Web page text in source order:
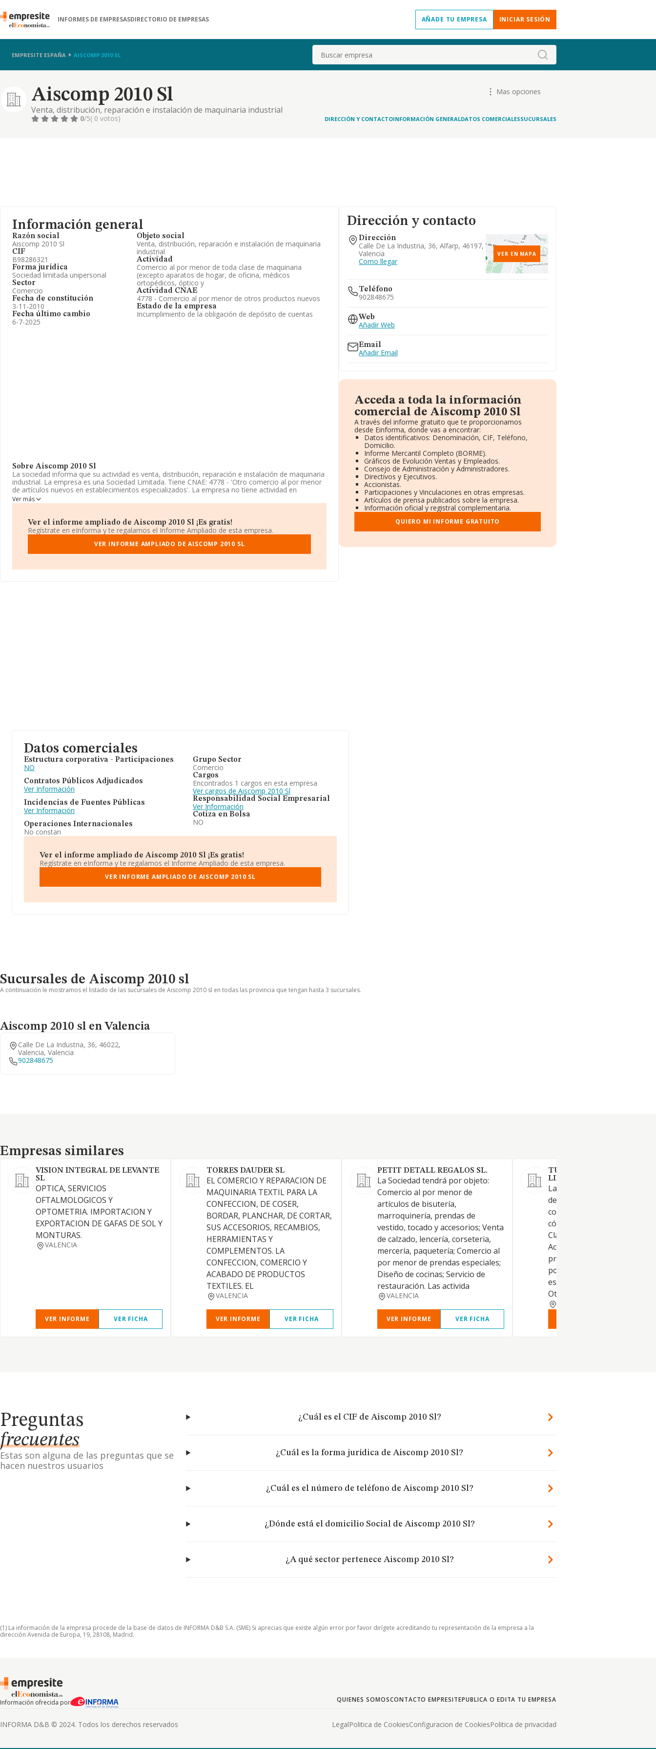
INFORMES DE EMPRESASDIRECTORIO DE EMPRESAS AÑADE TU EMPRESA INICIAR SESIÓN
EMPRESITE ESPAÑA AISCOMP 2010 SL Buscar
Aiscomp 2010 Sl
Venta, distribución, reparación e instalación de maquinaria industrial
Mas opciones
0/5( 0 votos) DIRECCIÓN Y CONTACTOINFORMACIÓN GENERALDATOS COMERCIALESSUCURSALES
Información general
Razón social
Aiscomp 2010 Sl
CIF
B98286321
Forma jurídica
Sociedad limitada unipersonal
Sector
Comercio
Fecha de constitución
3-11-2010
Fecha último cambio
6-7-2025
Objeto social
Venta, distribución, reparación e instalación de maquinaria
industrial
Actividad
Comercio al por menor de toda clase de maquinaria
(excepto aparatos de hogar, de oficina, médicos
ortopédicos, óptico y
Actividad CNAE
4778 - Comercio al por menor de otros productos nuevos
Estado de la empresa
Incumplimiento de la obligación de depósito de cuentas
Sobre Aiscomp 2010 Sl
La sociedad informa que su actividad es venta, distribución, reparación e instalación de maquinaria
industrial. La empresa es una Sociedad Limitada. Tiene CNAE: 4778 - 'Otro comercio al por menor
de artículos nuevos en establecimientos especializados'. La empresa no tiene actividad en
mercados exteriores.
La empresa españolaAiscomp 2010 S.L, NIF B98286321, está situada en Calle De La Industria
núm. 36, (46197), en el municipio de Alfarp, provincia de Valencia, Comunidad Valenciana.
Con los datos a disposición de INFORMA sobre 13.277 empresas pertenecientes al sector, la
facturación de ventas entre todas las compañías asciende a los 311 mil euros. En relación con la
Ver más
Ver el informe ampliado de Aiscomp 2010 Sl ¡Es gratis!
Regístrate en eInforma y te regalamos el Informe Ampliado de esta empresa.
VER INFORME AMPLIADO DE AISCOMP 2010 SL
Dirección y contacto
Dirección
Calle De La Industria, 36, Alfarp, 46197,
Valencia
Como llegar
VER EN MAPA
Teléfono
902848675
Web
Añadir Web
Email
Añadir Email
Acceda a toda la información
comercial de Aiscomp 2010 Sl
A través del informe gratuito que te proporcionamos
desde Einforma, donde vas a encontrar:
Datos identificativos: Denominación, CIF, Teléfono,
Domicilio.
Informe Mercantil Completo (BORME).
Gráficos de Evolución Ventas y Empleados.
Consejo de Administración y Administradores.
Directivos y Ejecutivos.
Accionistas.
Participaciones y Vinculaciones en otras empresas.
Artículos de prensa publicados sobre la empresa.
Información oficial y registral complementaria.
QUIERO MI INFORME GRATUITO
Datos comerciales
Estructura corporativa - Participaciones
NO
Contratos Públicos Adjudicados
Ver Información
Incidencias de Fuentes Públicas
Ver Información
Operaciones Internacionales
No constan
Grupo Sector
Comercio
Cargos
Encontrados 1 cargos en esta empresa
Ver cargos de Aiscomp 2010 Sl
Responsabilidad Social Empresarial
Ver Información
Cotiza en Bolsa
NO
Ver el informe ampliado de Aiscomp 2010 Sl ¡Es gratis!
Regístrate en eInforma y te regalamos el Informe Ampliado de esta empresa.
VER INFORME AMPLIADO DE AISCOMP 2010 SL
Sucursales de Aiscomp 2010 sl
A continuación le mostramos el listado de las sucursales de Aiscomp 2010 sl en todas las provincia que tengan hasta 3 sucursales.
Aiscomp 2010 sl en Valencia
Calle De La Industria, 36, 46022,
Valencia, Valencia
902848675
Empresas similares
Empresas similares
VISION INTEGRAL DE LEVANTE
SL
OPTICA, SERVICIOS
OFTALMOLOGICOS Y
OPTOMETRIA. IMPORTACION Y
EXPORTACION DE GAFAS DE SOL Y
MONTURAS.
VALENCIA
VER INFORME VER FICHA
TORRES DAUDER SL
EL COMERCIO Y REPARACION DE
MAQUINARIA TEXTIL PARA LA
CONFECCION, DE COSER,
BORDAR, PLANCHAR, DE CORTAR,
SUS ACCESORIOS, RECAMBIOS,
HERRAMIENTAS Y
COMPLEMENTOS. LA
CONFECCION, COMERCIO Y
ACABADO DE PRODUCTOS
TEXTILES. EL
VALENCIA
VER INFORME VER FICHA
PETIT DETALL REGALOS SL.
La Sociedad tendrá por objeto:
Comercio al por menor de
artículos de bisutería,
marroquinería, prendas de
vestido, tocado y accesorios; Venta
de calzado, lencería, corseteria,
mercería, paquetería; Comercio al
por menor de prendas especiales;
Diseño de cocinas; Servicio de
restauración. Las activida
VALENCIA
VER INFORME VER FICHA
TUYAR EU SOCIEDAD
LIMITADA.
La sociedad tiene por objeto
desarrollo de las actividades
correspondientes a los
códigos y descripciones de la
Clasificación Nacional de
Actividades Económicas:
principal: 47.78 / Otro
por menor de artículos
establecimientos
Otras activi
Preguntas
frecuentes
Estas son alguna de las preguntas que se
hacen nuestros usuarios
¿Cuál es el CIF de Aiscomp 2010 Sl?
¿Cuál es la forma jurídica de Aiscomp 2010 Sl?
¿Cuál es el número de teléfono de Aiscomp 2010 Sl?
¿Dónde está el domicilio Social de Aiscomp 2010 Sl?
¿A qué sector pertenece Aiscomp 2010 Sl?
(1) La información de la empresa procede de la base de datos de INFORMA D&B S.A. (SME) Si aprecias que existe algún error por favor dirígete acreditando tu representación de la empresa a la
dirección Avenida de Europa, 19, 28108, Madrid.
Información ofrecida por QUIENES SOMOSCONTACTO EMPRESITEPUBLICA O EDITA TU EMPRESA
INFORMA D&B © 2024. Todos los derechos reservados LegalPolitica de CookiesConfiguracion de CookiesPolitica de privacidad